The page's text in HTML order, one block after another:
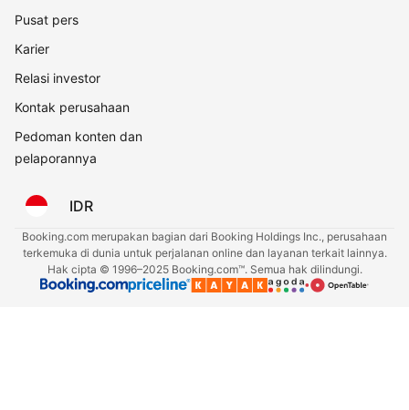
Pusat pers
Karier
Relasi investor
Kontak perusahaan
Pedoman konten dan
pelaporannya
IDR
Booking.com merupakan bagian dari Booking Holdings Inc., perusahaan
terkemuka di dunia untuk perjalanan online dan layanan terkait lainnya.
Hak cipta © 1996–2025 Booking.com™. Semua hak dilindungi.